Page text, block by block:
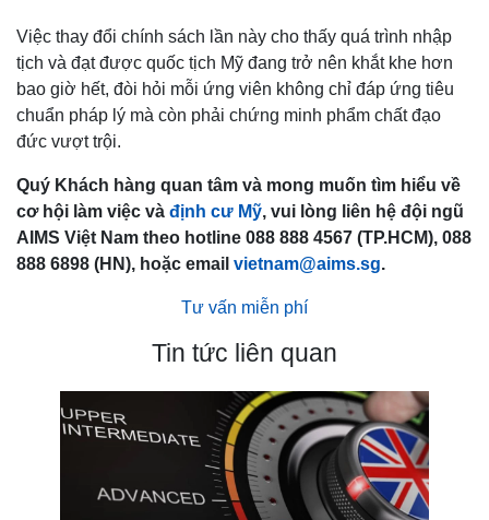
Việc thay đổi chính sách lần này cho thấy quá trình nhập
tịch và đạt được quốc tịch Mỹ đang trở nên khắt khe hơn
bao giờ hết, đòi hỏi mỗi ứng viên không chỉ đáp ứng tiêu
chuẩn pháp lý mà còn phải chứng minh phẩm chất đạo
đức vượt trội.
Quý Khách hàng quan tâm và mong muốn tìm hiểu về
cơ hội làm việc và định cư Mỹ, vui lòng liên hệ đội ngũ
AIMS Việt Nam theo hotline 088 888 4567 (TP.HCM), 088
888 6898 (HN), hoặc email vietnam@aims.sg.
Tư vấn miễn phí
Tin tức liên quan